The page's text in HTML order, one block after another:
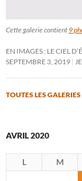
Cette galerie contient 9
EN IMAGES : LE CIEL
SEPTEMBRE 3, 2019
TOUTES LES GALERIES
AVRIL 2020
L M